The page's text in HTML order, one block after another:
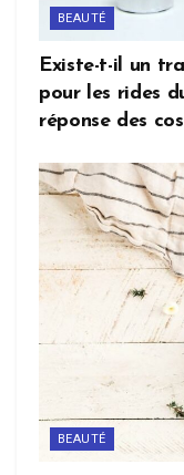
BEAUTÉ
Existe-t-il un
pour les rides
réponse des
BEAUTÉ